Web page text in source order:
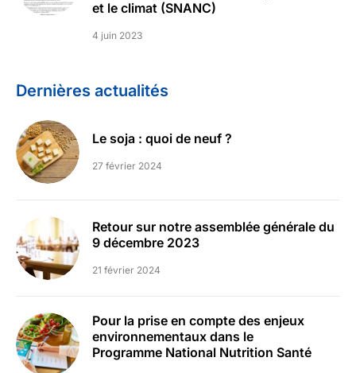
et le climat (SNANC)
4 juin 2023
Dernières actualités
Le soja : quoi de neuf ?
27 février 2024
Retour sur notre assemblée générale du
9 décembre 2023
21 février 2024
Pour la prise en compte des enjeux
environnementaux dans le
Programme National Nutrition Santé